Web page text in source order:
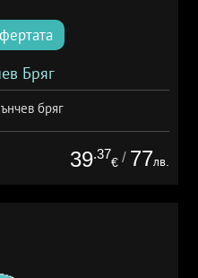
Бряг
бряг
39.37
€ / 77лв.